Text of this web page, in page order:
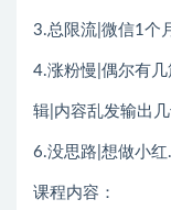
3.总限流|微信1个
4.涨粉慢|偶尔有
辑|内容乱发输出
6.没思路|想做小
课程内容：